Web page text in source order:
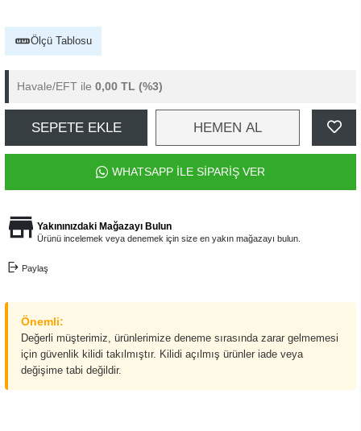
Ölçü Tablosu
Havale/EFT ile 0,00 TL (%3)
SEPETE EKLE HEMEN AL
WHATSAPP İLE SİPARİŞ VER
Yakınınızdaki Mağazayı Bulun
Ürünü incelemek veya denemek için size en yakın mağazayı bulun.
Paylaş
Önemli:
Değerli müşterimiz, ürünlerimize deneme sırasında zarar gelmemesi
için güvenlik kilidi takılmıştır. Kilidi açılmış ürünler iade veya
değişime tabi değildir.